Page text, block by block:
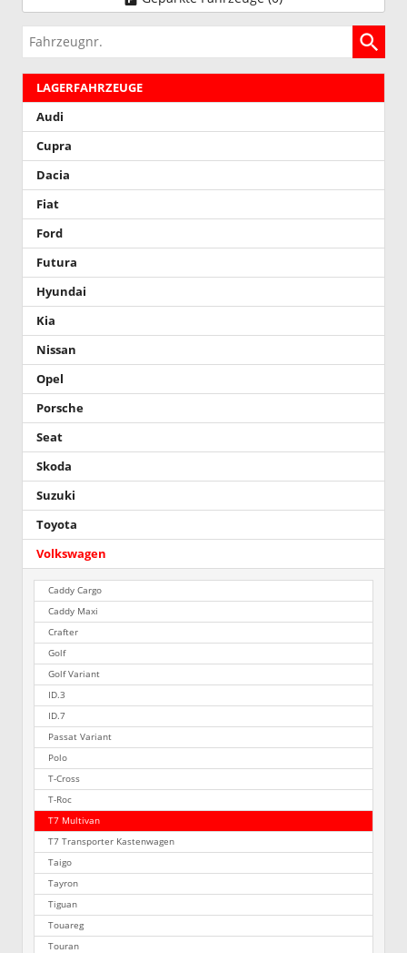
Fahrzeugnr.
LAGERFAHRZEUGE
Audi
Cupra
Dacia
Fiat
Ford
Futura
Hyundai
Kia
Nissan
Opel
Porsche
Seat
Skoda
Suzuki
Toyota
Volkswagen
Caddy Cargo
Caddy Maxi
Crafter
Golf
Golf Variant
ID.3
ID.7
Passat Variant
Polo
T-Cross
T-Roc
T7 Multivan
T7 Transporter Kastenwagen
Taigo
Tayron
Tiguan
Touareg
Touran